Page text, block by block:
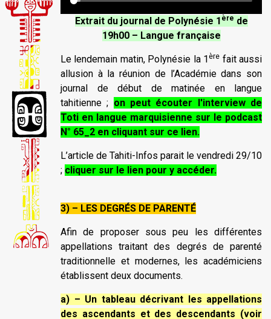
Extrait du journal de Polynésie 1ère de
19h00 – Langue française
Le lendemain matin, Polynésie la 1ère fait aussi
allusion à la réunion de l’Académie dans son
journal de début de matinée en langue
tahitienne ; on peut écouter l'interview de
Toti en langue marquisienne sur le podcast
N° 65_2 en cliquant sur ce lien.
L’article de Tahiti-Infos parait le vendredi 29/10
; cliquer sur le lien pour y accéder.
3) – LES DEGRÉS DE PARENTÉ
Afin de proposer sous peu les différentes
appellations traitant des degrés de parenté
traditionnelle et modernes, les académiciens
établissent deux documents.
a) – Un tableau décrivant les appellations
des ascendants et des descendants (voir